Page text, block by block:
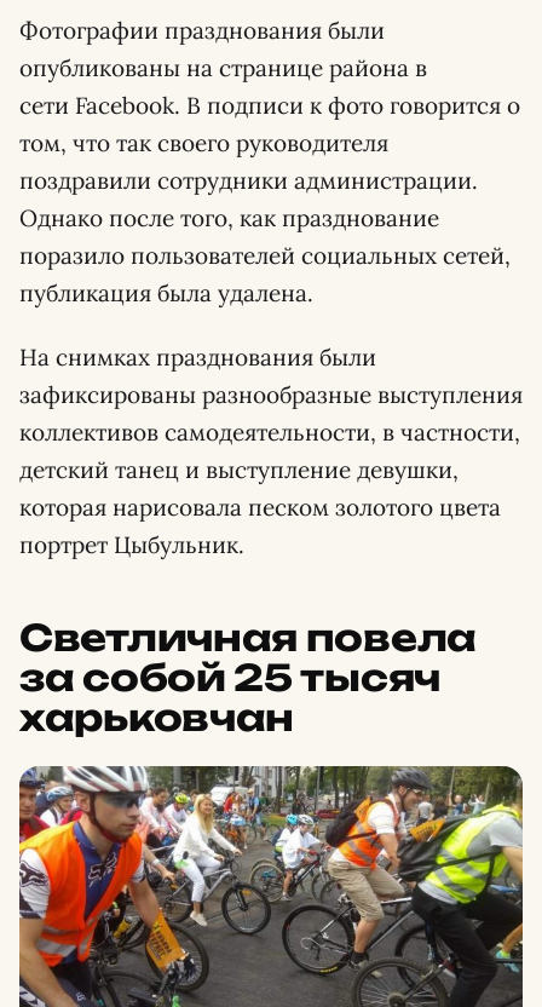
Фотографии празднования были
опубликованы на странице района в
сети Facebook. В подписи к фото говорится о
том, что так своего руководителя
поздравили сотрудники администрации.
Однако после того, как празднование
поразило пользователей социальных сетей,
публикация была удалена.
На снимках празднования были
зафиксированы разнообразные выступления
коллективов самодеятельности, в частности,
детский танец и выступление девушки,
которая нарисовала песком золотого цвета
портрет Цыбульник.
Светличная повела
за собой 25 тысяч
харьковчан